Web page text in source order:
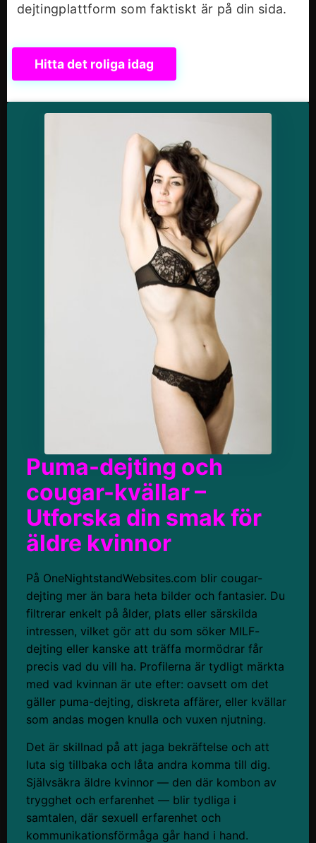
dejtingplattform som faktiskt är på din sida.
Hitta det roliga idag
Puma-dejting och
cougar-kvällar –
Utforska din smak för
äldre kvinnor
På OneNightstandWebsites.com blir cougar-
dejting mer än bara heta bilder och fantasier. Du
filtrerar enkelt på ålder, plats eller särskilda
intressen, vilket gör att du som söker MILF-
dejting eller kanske att träffa mormödrar får
precis vad du vill ha. Profilerna är tydligt märkta
med vad kvinnan är ute efter: oavsett om det
gäller puma-dejting, diskreta affärer, eller kvällar
som andas mogen knulla och vuxen njutning.
Det är skillnad på att jaga bekräftelse och att
luta sig tillbaka och låta andra komma till dig.
Självsäkra äldre kvinnor — den där kombon av
trygghet och erfarenhet — blir tydliga i
samtalen, där sexuell erfarenhet och
kommunikationsförmåga går hand i hand.